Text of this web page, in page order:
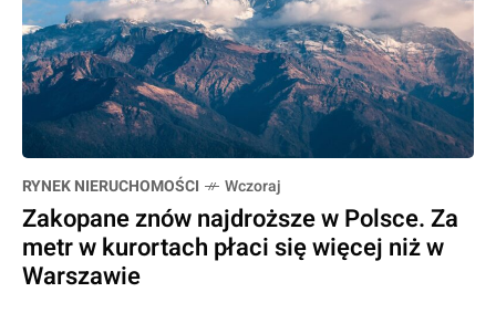
RYNEK NIERUCHOMOŚCI Wczoraj
Zakopane znów najdroższe w Polsce. Za
metr w kurortach płaci się więcej niż w
Warszawie